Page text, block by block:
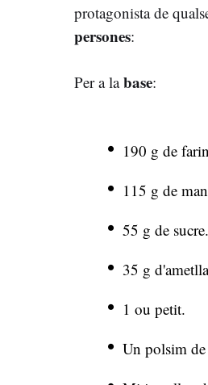
protagonista de
persones:
Per a labase:
190 g de
115 g de
55 g de sucre.
35 g
1 ou petit.
Un polsim de